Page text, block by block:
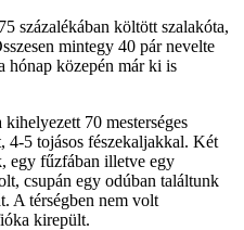
százalékában költött szalakóta,
mintegy 40 pár nevelte
hónap közepén már ki is
70 mesterséges
4-5 tojásos fészekaljakkal. Két
egy fűzfában illetve egy
csupán egy odúban találtunk
A térségben nem volt
kirepült.